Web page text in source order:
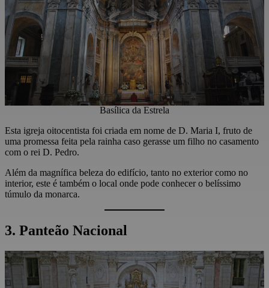
Basílica da Estrela
Esta igreja oitocentista foi criada em nome de D. Maria I, fruto de
uma promessa feita pela rainha caso gerasse um filho no casamento
com o rei D. Pedro.
Além da magnífica beleza do edifício, tanto no exterior como no
interior, este é também o local onde pode conhecer o belíssimo
túmulo da monarca.
3. Panteão Nacional